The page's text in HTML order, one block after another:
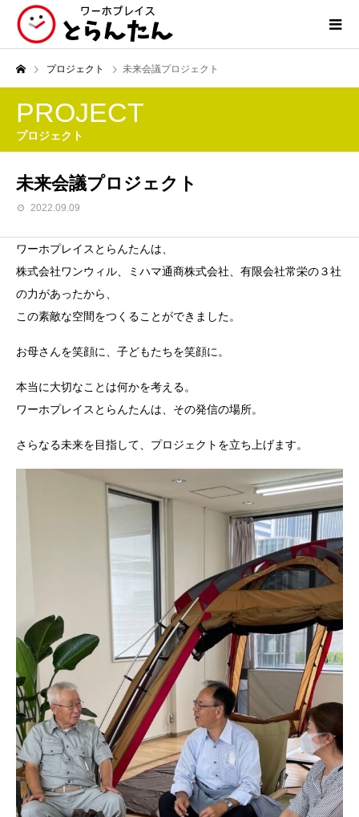
プロジェクト 未来会議プロジェクト
PROJECT
プロジェクト
未来会議プロジェクト
2022.09.09
ワーホプレイスとらんたんは、
株式会社ワンウィル、ミハマ通商株式会社、有限会社常栄の３社
の力があったから、
この素敵な空間をつくることができました。
お母さんを笑顔に、子どもたちを笑顔に。
本当に大切なことは何かを考える。
ワーホプレイスとらんたんは、その発信の場所。
さらなる未来を目指して、プロジェクトを立ち上げます。